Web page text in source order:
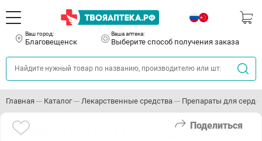
Ваш город:
Благовещенск
Ваша аптека:
Выберите способ получения заказа
Главная Каталог Лекарственные средства Препараты для
Поделиться